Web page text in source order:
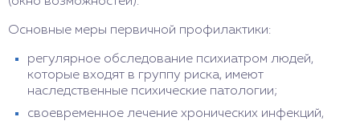
Основные меры первичной профилактики:
регулярное обследование психиатром людей,
которые входят в группу риска, имеют
наследственные психические патологии;
своевременное лечение хронических инфекций,